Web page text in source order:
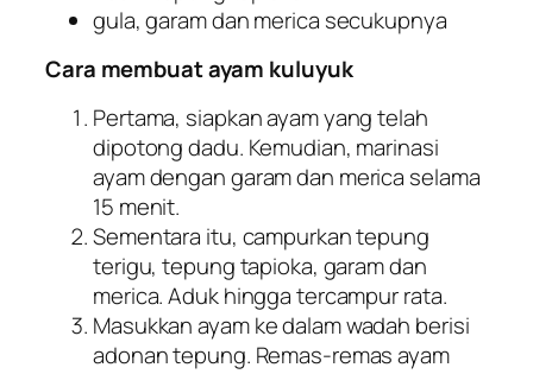
gula, garam dan merica secukupnya
Cara membuat ayam kuluyuk
Pertama, siapkan ayam yang telah
dipotong dadu. Kemudian, marinasi
ayam dengan garam dan merica selama
15 menit.
Sementara itu, campurkan tepung
terigu, tepung tapioka, garam dan
merica. Aduk hingga tercampur rata.
Masukkan ayam ke dalam wadah berisi
adonan tepung. Remas-remas ayam